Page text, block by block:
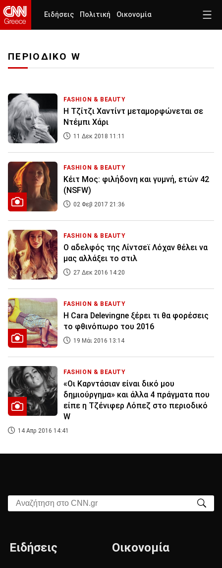
Ειδήσεις Πολιτική Οικονομία
ΠΕΡΙΟΔΙΚΟ W
FASHION & BEAUTY
Η Τζίτζι Χαντίντ μεταμορφώνεται σε
Ντέμπι Χάρι
11 Δεκ 2018 11:11
FASHION & BEAUTY
Κέιτ Μος: φιλήδονη και γυμνή, ετών 42
(NSFW)
02 Φεβ 2017 21:36
FASHION & BEAUTY
Ο αδελφός της Λίντσεϊ Λόχαν θέλει να
μας αλλάξει το στιλ
27 Δεκ 2016 14:20
FASHION & BEAUTY
Η Cara Delevingne ξέρει τι θα φορέσεις
το φθινόπωρο του 2016
19 Μάι 2016 13:14
FASHION & BEAUTY
«Οι Καρντάσιαν είναι δικό μου
δημιούργημα» και άλλα 4 πράγματα που
είπε η Τζένιφερ Λόπεζ στο περιοδικό
W
14 Απρ 2016 14:41
Αναζήτηση στο CNN.gr
Ειδήσεις Οικονομία